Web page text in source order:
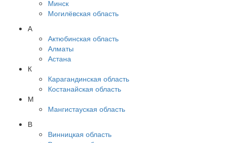
Минск
Могилёвская область
А
Актюбинская область
Алматы
Астана
К
Карагандинская область
Костанайская область
М
Мангистауская область
В
Винницкая область